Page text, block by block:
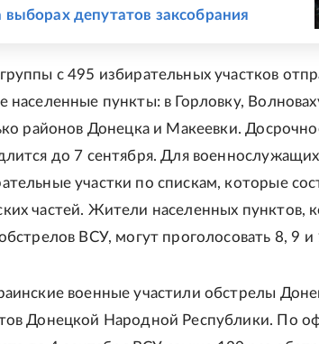
выборах депутатов заксобрания
с 495 избирательных участков
населенные пункты: в Горловку,
районов Донецка и Макеевки.
до 7 сентября. Для
участки по спискам, которые
частей. Жители населенных пунктов,
ВСУ, могут проголосовать 8, 9 и
военные участили обстрелы
Донецкой Народной Республики. По